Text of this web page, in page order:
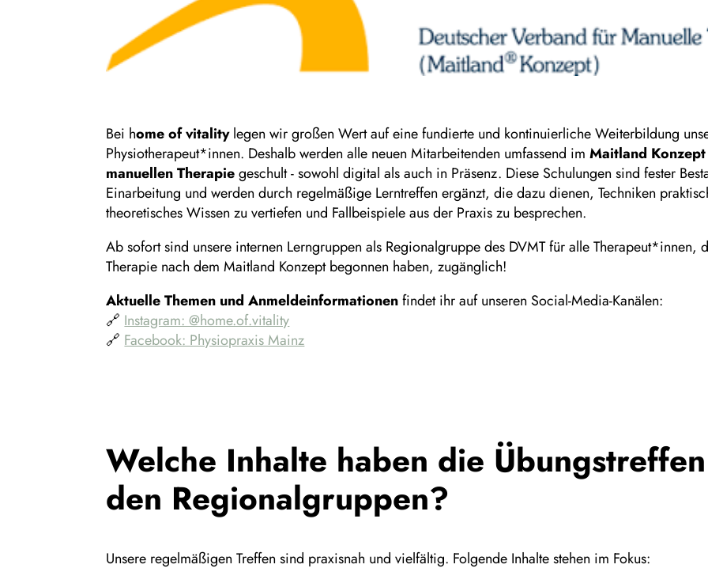
Bei home of vitalitylegen wir großen Wert auf eine fundierte und kontinuierliche Weiterbildung
Physiotherapeut*innen. Deshalb werden alle neuen Mitarbeitenden umfassend imMaitland Konzept
manuellen Therapiegeschult - sowohl digital als auch in Präsenz. Diese Schulungen sind fester
Einarbeitung und werden durch regelmäßige Lerntreffen ergänzt, die dazu dienen, Techniken
theoretisches Wissen zu vertiefen und Fallbeispiele aus der Praxis zu besprechen.
Ab sofort sind unsere internen Lerngruppen als Regionalgruppe des DVMT für alle Therapeut*innen,
Therapie nach dem Maitland Konzept begonnen haben, zugänglich!
Aktuelle Themen und Anmeldeinformationenfindet ihr auf unseren Social-Media-Kanälen:
🔗 Instagram: @home.of.vitality
🔗 Facebook: Physiopraxis Mainz
Welche Inhalte haben die
den Regionalgruppen?
Unsere regelmäßigen Treffen sind praxisnah und vielfältig. Folgende Inhalte stehen im Fokus: